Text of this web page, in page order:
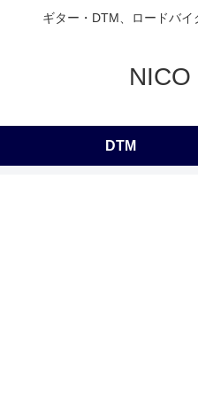
ギター・DTM、ロードバ
NICO
DTM